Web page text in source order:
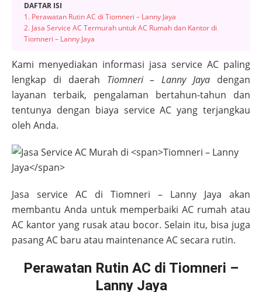
DAFTAR ISI
1. Perawatan Rutin AC di Tiomneri – Lanny Jaya
2. Jasa Service AC Termurah untuk AC Rumah dan Kantor di
Tiomneri – Lanny Jaya
Kami menyediakan informasi jasa service AC paling
lengkap di daerah Tiomneri – Lanny Jaya dengan
layanan terbaik, pengalaman bertahun-tahun dan
tentunya dengan biaya service AC yang terjangkau
oleh Anda.
Jasa service AC di Tiomneri – Lanny Jaya akan
membantu Anda untuk memperbaiki AC rumah atau
AC kantor yang rusak atau bocor. Selain itu, bisa juga
pasang AC baru atau maintenance AC secara rutin.
Perawatan Rutin AC di Tiomneri –
Lanny Jaya